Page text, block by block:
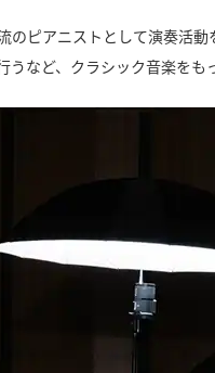
のピアニストとして演奏活
うなど、クラシック音楽をも